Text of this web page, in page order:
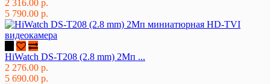
2 316.00 р.
5 790.00 р.
HiWatch DS-T208 (2.8 mm) 2Мп ...
2 276.00 р.
5 690.00 р.